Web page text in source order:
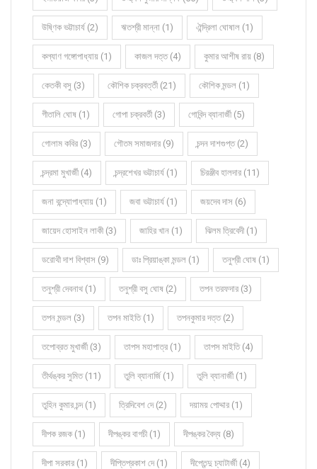
উষ্ণিক ভট্টাচার্য (2) ঋতশ্রী মান্না (1) ঐন্দ্রিলা ঘোষাল (1)
কল্যাণ গঙ্গোপাধ্যায় (1) কাজল দত্ত (4) কুমার আশীষ রায় (8)
কেতকী বসু (3) কৌশিক চক্রবর্ত্তী (21) কৌশিক মন্ডল (1)
গীতালি ঘোষ (1) গোপা চক্রবর্তী (3) গোবিন্দ ব্যানার্জী (5)
গোলাম কবির (3) গৌতম সমাজদার (9) চন্দন দাশগুপ্ত (2)
চন্দ্রমা মুখার্জী (4) চন্দ্রশেখর ভট্টাচার্য (1) চিরঞ্জীব হালদার (11)
জনা বন্দ্যোপাধ্যায় (1) জবা ভট্টাচার্য (1) জয়দেব দাস (6)
জায়েদ হোসাইন লাকী (3) জাহির খান (1) ঝিলম ত্রিবেদী (1)
ডরোথী দাশ বিশ্বাস (9) ডাঃ প্রিয়াঙ্কা মন্ডল (1) তনুশ্রী ঘোষ (1)
তনুশ্রী দেবনাথ (1) তনুশ্রী বসু ঘোষ (2) তপন তরফদার (3)
তপন মন্ডল (3) তপন মাইতি (1) তপনকুমার দত্ত (2)
তপোব্রত মুখার্জী (3) তাপস মহাপাত্র (1) তাপস মাইতি (4)
তীর্থঙ্কর সুমিত (11) তুলি ব্যানার্জি (1) তুলি ব্যানার্জী (1)
তুহিন কুমার চন্দ (1) ত্রিদিবেশ দে (2) দয়াময় পোদ্দার (1)
দীপক রজক (1) দীপঙ্কর বাগচী (1) দীপঙ্কর বৈদ্য (8)
দীপা সরকার (1) দীপ্তিপ্রকাশ দে (1) দীপ্তেন্দু চ্যাটার্জী (4)